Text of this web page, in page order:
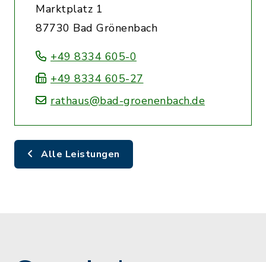
Marktplatz 1
87730 Bad Grönenbach
+49 8334 605-0
+49 8334 605-27
rathaus@bad-groenenbach.de
Alle Leistungen